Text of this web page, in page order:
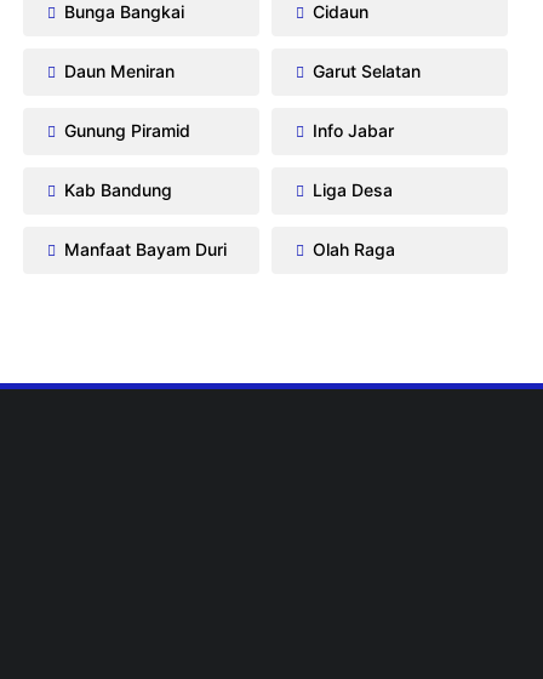
Bunga Bangkai Cidaun
Daun Meniran Garut Selatan
Gunung Piramid Info Jabar
Kab Bandung Liga Desa
Manfaat Bayam Duri Olah Raga